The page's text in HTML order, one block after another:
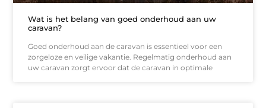
Wat is het belang van goed onderhoud aan uw
caravan?
Goed onderhoud aan de caravan is essentieel voor een
zorgeloze en veilige vakantie. Regelmatig onderhoud aan
uw caravan zorgt ervoor dat de caravan in optimale